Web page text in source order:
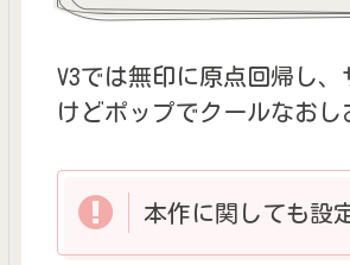
V3では無印に原点回帰し
けどポップでクールなおし
本作に関しても設